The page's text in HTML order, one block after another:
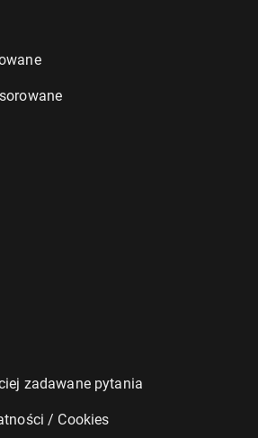
zadawane pytania
/ Cookies